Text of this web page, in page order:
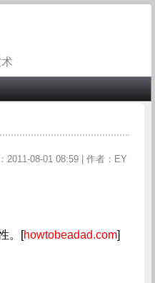
2011-08-01 08:59 | 作者：EY
。[howtobeadad.com]